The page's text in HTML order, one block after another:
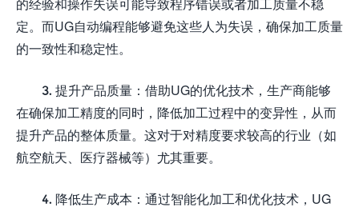
的经验和操作失误可能导致程序错误或者加工质量不稳
定。而UG自动编程能够避免这些人为失误，确保加工质量
的一致性和稳定性。
3. 提升产品质量：借助UG的优化技术，生产商能够
在确保加工精度的同时，降低加工过程中的变异性，从而
提升产品的整体质量。这对于对精度要求较高的行业（如
航空航天、医疗器械等）尤其重要。
4. 降低生产成本：通过智能化加工和优化技术，UG